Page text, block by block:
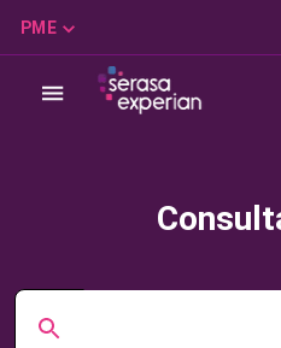
PME